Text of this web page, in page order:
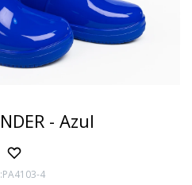
- Azul
PA4103-4